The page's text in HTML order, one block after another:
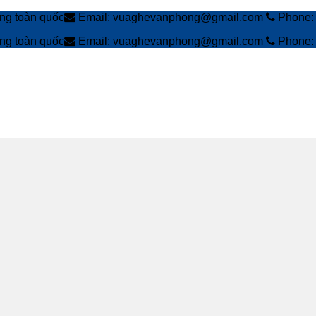
toàn quốc Email: vuaghevanphong@gmail.com
toàn quốc Email: vuaghevanphong@gmail.com